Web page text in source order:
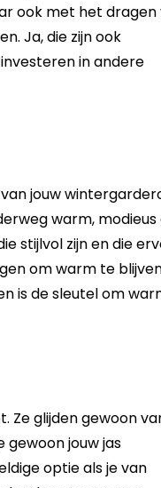
ook met het dragen
Ja, die zijn ook
in andere
jouw
warm, modieus
stijlvol zijn en die
om warm te
is de sleutel om
Ze glijden gewoon
gewoon jouw jas
optie als je van